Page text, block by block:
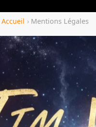
Accueil › Mentions Légales